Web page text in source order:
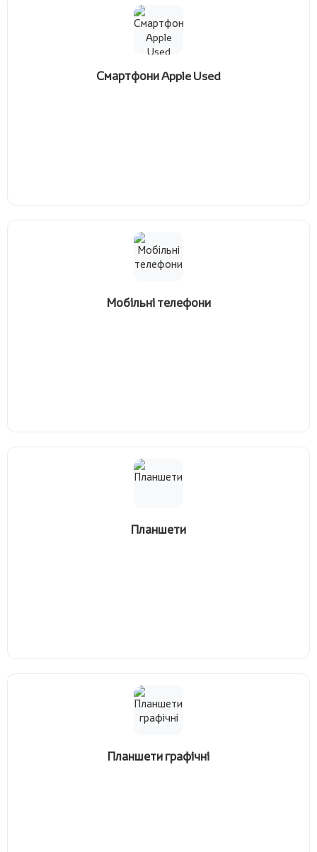
Смартфони Apple Used
Мобільні телефони
Планшети
Планшети графічні